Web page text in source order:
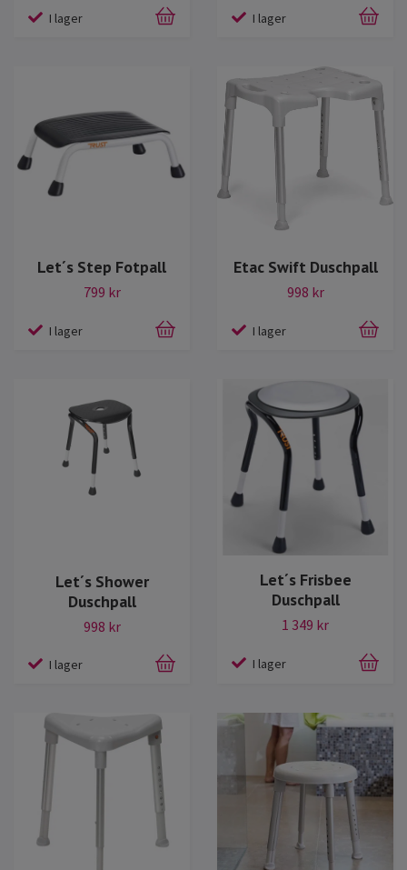
I lager I lager
Let´s Step Fotpall
799 kr
I lager
Etac Swift Duschpall
998 kr
I lager
Let´s Shower
Duschpall
998 kr
I lager
Let´s Frisbee
Duschpall
1 349 kr
I lager